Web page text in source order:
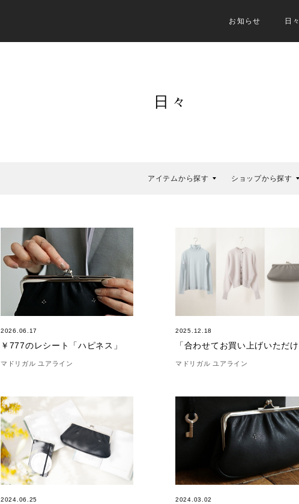
お知らせ 日々
日々
アイテムから探す ショップから探す
2026.06.17
￥777のレシート「ハピネス」
マドリガル ユアライン
2025.12.18
マドリガル ユアライン
2024.06.25 2024.03.02